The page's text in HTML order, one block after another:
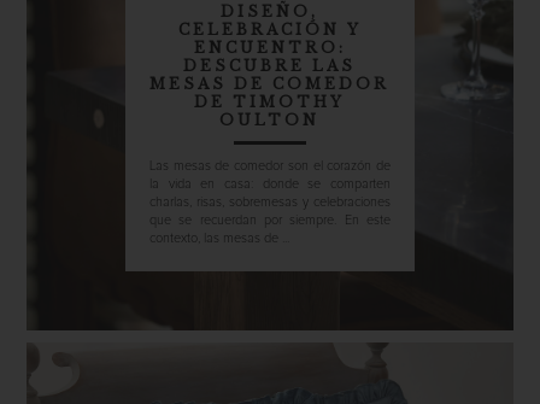
DISEÑO,
CELEBRACIÓN Y
ENCUENTRO:
DESCUBRE LAS
MESAS DE COMEDOR
DE TIMOTHY
OULTON
Las mesas de comedor son el corazón de
la vida en casa: donde se comparten
charlas, risas, sobremesas y celebraciones
que se recuerdan por siempre. En este
contexto, las mesas de ...